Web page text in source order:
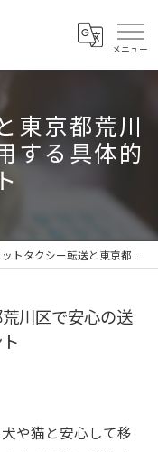
東京都荒川
する具体的
タクシー転送と東京都荒川区で安心の送迎を利用する具体的なポイント
川区で安心の送
や猫と安心して移